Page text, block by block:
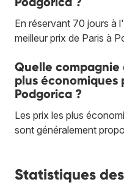
En réservant 70 jours à
meilleur prix de Paris à
Quelle compagnie
plus économiques
Podgorica ?
Les prix les plus
sont généralement
Statistiques